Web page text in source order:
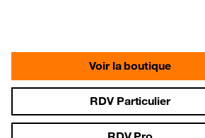
Voir la boutique
RDV Particulier